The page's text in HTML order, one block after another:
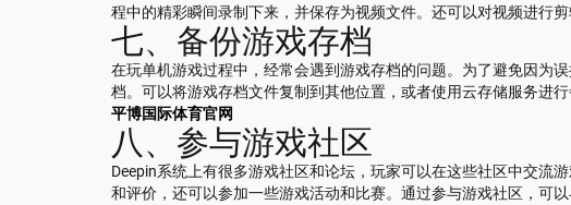
程中的精彩瞬间录制下来，并保存为视频文件。还可以对视频进行
七、备份游戏存档
在玩单机游戏过程中，经常会遇到游戏存档的问题。为了避免因为
档。可以将游戏存档文件复制到其他位置，或者使用云存储服务进
平博国际体育官网
八、参与游戏社区
Deepin系统上有很多游戏社区和论坛，玩家可以在这些社区中交流
和评价，还可以参加一些游戏活动和比赛。通过参与游戏社区，可